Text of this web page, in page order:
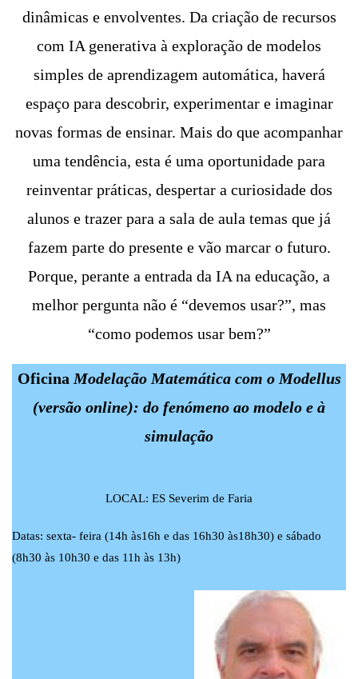
dinâmicas e envolventes. Da criação de recursos
com IA generativa à exploração de modelos
simples de aprendizagem automática, haverá
espaço para descobrir, experimentar e imaginar
novas formas de ensinar. Mais do que acompanhar
uma tendência, esta é uma oportunidade para
reinventar práticas, despertar a curiosidade dos
alunos e trazer para a sala de aula temas que já
fazem parte do presente e vão marcar o futuro.
Porque, perante a entrada da IA na educação, a
melhor pergunta não é “devemos usar?”, mas
“como podemos usar bem?”
Oficina Modelação Matemática com o Modellus
(versão online): do fenómeno ao modelo e à
simulação
LOCAL: ES Severim de Faria
Datas: sexta- feira (14h às16h e das 16h30 às18h30) e sábado
(8h30 às 10h30 e das 11h às 13h)